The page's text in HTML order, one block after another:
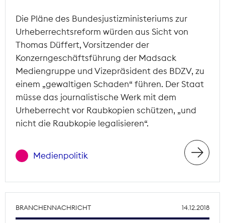
Die Pläne des Bundesjustizministeriums zur
Urheberrechtsreform würden aus Sicht von
Thomas Düffert, Vorsitzender der
Konzerngeschäftsführung der Madsack
Mediengruppe und Vizepräsident des BDZV, zu
einem „gewaltigen Schaden“ führen. Der Staat
müsse das journalistische Werk mit dem
Urheberrecht vor Raubkopien schützen, „und
nicht die Raubkopie legalisieren“.
Medienpolitik
BRANCHENNACHRICHT 14.12.2018